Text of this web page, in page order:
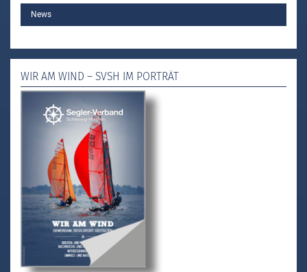
MAIN
News
WIR AM WIND – SVSH IM PORTRÄT